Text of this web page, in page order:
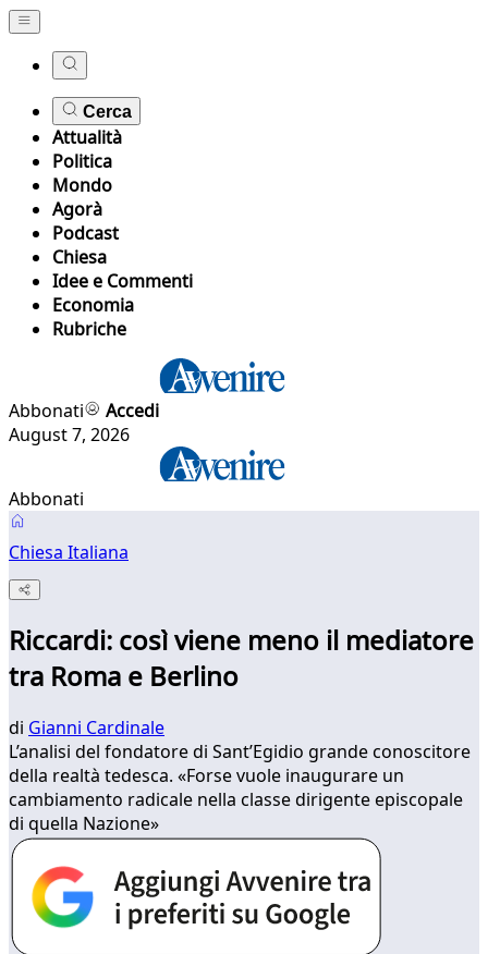
Cerca
Attualità
Politica
Mondo
Agorà
Podcast
Chiesa
Idee e Commenti
Economia
Rubriche
Abbonati
Accedi
August 7, 2026
Abbonati
Chiesa Italiana
Riccardi: così viene meno il mediatore
tra Roma e Berlino
di Gianni Cardinale
L’analisi del fondatore di Sant’Egidio grande conoscitore
della realtà tedesca. «Forse vuole inaugurare un
cambiamento radicale nella classe dirigente episcopale
di quella Nazione»